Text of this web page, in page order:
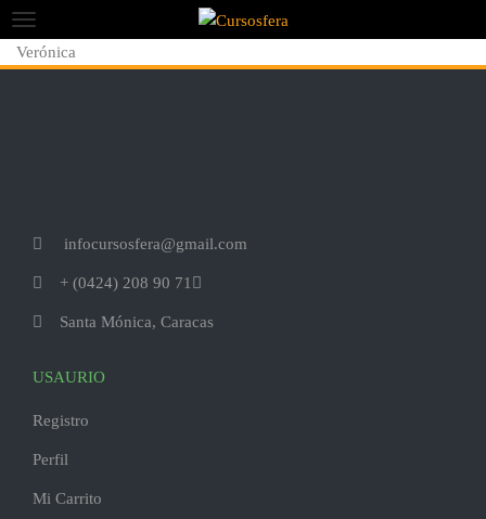
Verónica
infocursosfera@gmail.com
+ (0424) 208 90 71
Santa Mónica, Caracas
USAURIO
Registro
Perfil
Mi Carrito